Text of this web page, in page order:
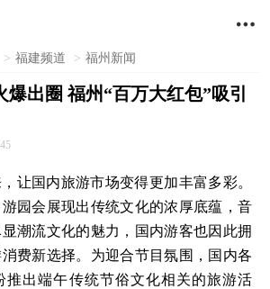

> 福建频道 > 福州新闻
出圈 福州“百万大红包”吸引
让国内旅游市场变得更加丰富多彩。
园会展现出传统文化的浓厚底蕴，音
潮流文化的魅力，国内游客也因此拥
费新选择。为迎合节目氛围，国内各
推出端午传统节俗文化相关的旅游活